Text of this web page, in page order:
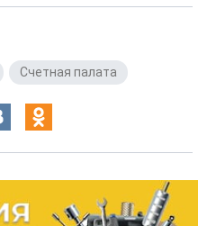
Счетная палата